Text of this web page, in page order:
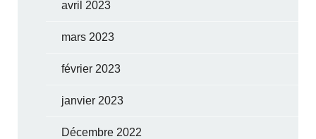
avril 2023
mars 2023
février 2023
janvier 2023
Décembre 2022